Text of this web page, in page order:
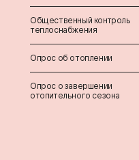
Общественный контроль
теплоснабжения
Опрос об отоплении
Опрос о завершении
отопительного сезона